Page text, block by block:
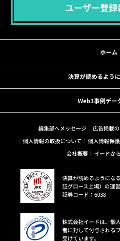
ユーザー登
ホーム
決算が読めるよう
Web3事例デー
編集部へメッセージ 広告掲載
個人情報の取扱について
個人情報保
会社概要
イードか
決算が読めるようにな
証グロース上場）の運
証券コード：6038
株式会社イードは、個
者に対して付与される
受けています。